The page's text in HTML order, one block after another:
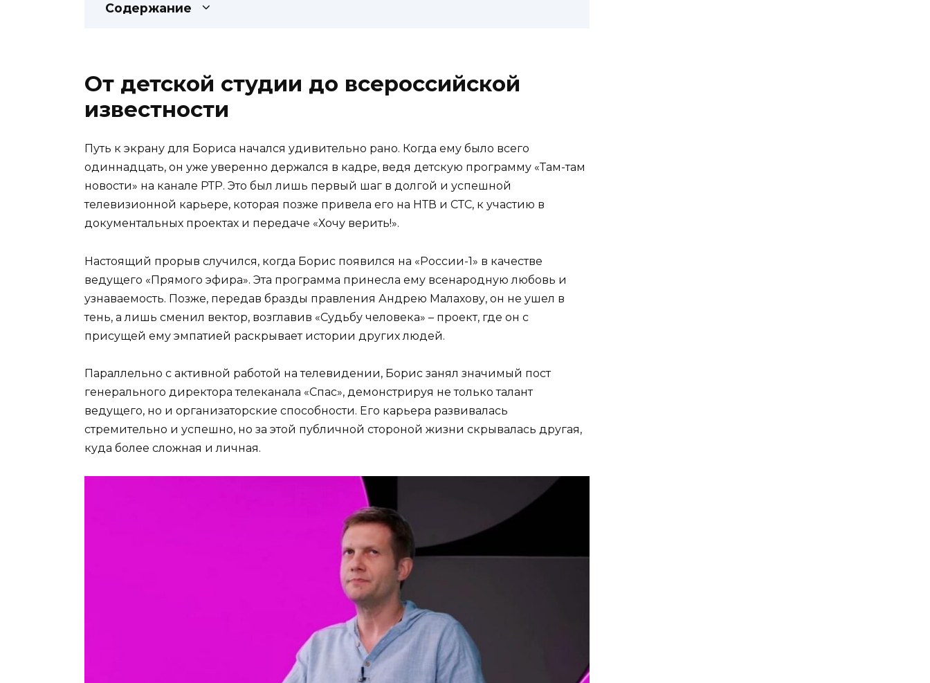
Содержание
От детской студии до всероссийской
известности
Путь к экрану для Бориса начался удивительно рано. Когда ему было всего
одиннадцать, он уже уверенно держался в кадре, ведя детскую программу «Там-там
новости» на канале РТР. Это был лишь первый шаг в долгой и успешной
телевизионной карьере, которая позже привела его на НТВ и СТС, к участию в
документальных проектах и передаче «Хочу верить!».
Настоящий прорыв случился, когда Борис появился на «России-1» в качестве
ведущего «Прямого эфира». Эта программа принесла ему всенародную любовь и
узнаваемость. Позже, передав бразды правления Андрею Малахову, он не ушел в
тень, а лишь сменил вектор, возглавив «Судьбу человека» – проект, где он с
присущей ему эмпатией раскрывает истории других людей.
Параллельно с активной работой на телевидении, Борис занял значимый пост
генерального директора телеканала «Спас», демонстрируя не только талант
ведущего, но и организаторские способности. Его карьера развивалась
стремительно и успешно, но за этой публичной стороной жизни скрывалась другая,
куда более сложная и личная.